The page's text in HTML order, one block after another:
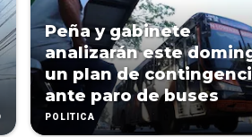
Peña y gabinete
analizarán este
un plan de
ante paro de buses
POLÍTICA